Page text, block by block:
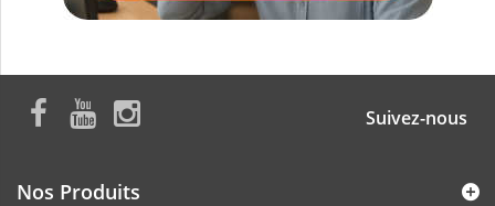
Suivez-nous
Nos Produits